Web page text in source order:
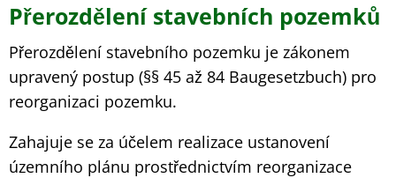
Přerozdělení
stavebních
pozemků
Přerozdělení stavebních pozemků
Přerozdělení stavebního pozemku je zákonem
upravený postup (§§ 45 až 84 Baugesetzbuch) pro
reorganizaci pozemku.
Zahajuje se za účelem realizace ustanovení
územního plánu prostřednictvím reorganizace